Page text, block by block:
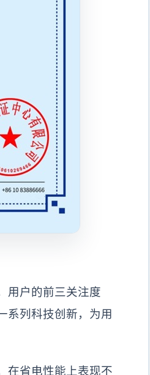
户的前三关注度
系列科技创新，为用
省电性能上表现不